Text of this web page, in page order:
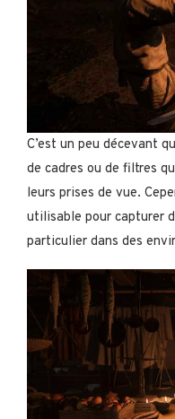
C’est un peu décevant
de cadres ou de filtres
leurs prises de vue.
utilisable pour capturer
particulier dans des